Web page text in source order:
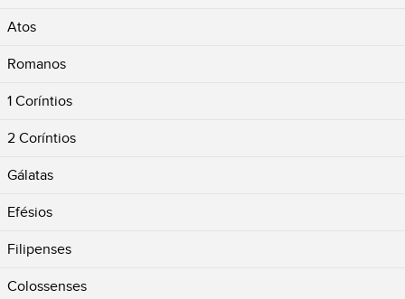
Atos
Romanos
1 Coríntios
2 Coríntios
Gálatas
Efésios
Filipenses
Colossenses